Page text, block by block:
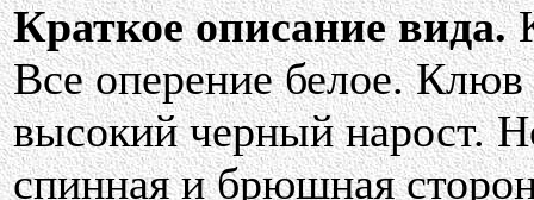
Краткое описание вида.
Все оперение белое.
высокий черный нарост.
спинная и брюшная